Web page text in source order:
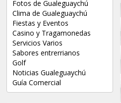
Fotos de Gualeguaychú
Clima de Gualeguaychú
Fiestas y Eventos
Casino y Tragamonedas
Servicios Varios
Sabores entrerrianos
Golf
Noticias Gualeguaychú
Guía Comercial